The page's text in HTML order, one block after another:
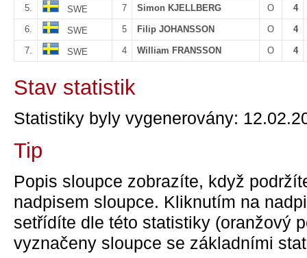
5. SWE 7 Simon KJELLBERG O 4
6. SWE 5 Filip JOHANSSON O 4
7. SWE 4 William FRANSSON O 4
Stav statistik
Statistiky byly vygenerovány:
Tip
Popis sloupce zobrazíte, když
nadpisem sloupce. Kliknutím na
setřídíte dle této statistiky (oranžový
vyznačeny sloupce se základními